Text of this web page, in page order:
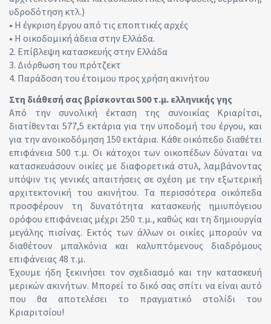
υδροδότηση κτλ.)
• Η έγκριση έργου από τις εποπτικές αρχές
• Η οικοδομική άδεια στην Ελλάδα.
2. Επίβλεψη κατασκευής στην Ελλάδα
3. Διόρθωση του πρότζεκτ
4. Παράδοση του έτοιμου προς χρήση ακινήτου
Στη διάθεσή σας βρίσκονται 500 τ.μ. ελληνικής γης
Από την συνολική έκταση της συνοικίας Κριαρίτσι,
διατίθενται 577,5 εκτάρια για την υποδομή του έργου, και
για την ανοικοδόμηση 150 εκτάρια. Κάθε οικόπεδο διαθέτει
επιφάνεια 500 τ.μ. Οι κάτοχοι των οικοπέδων δύναται να
κατασκευάσουν οικίες με διαφορετικά στυλ, λαμβάνοντας
υπόψιν τις γενικές απαιτήσεις σε σχέση με την εξωτερική
αρχιτεκτονική του ακινήτου. Τα περισσότερα οικόπεδα
προσφέρουν τη δυνατότητα κατασκευής ημιυπόγειου
ορόφου επιφάνειας μέχρι 250 τ.μ., καθώς και τη δημιουργία
μεγάλης πισίνας. Εκτός των άλλων οι οικίες μπορούν να
διαθέτουν μπαλκόνια και καλυπτόμενους διαδρόμους
επιφάνειας 48 τ.μ.
Έχουμε ήδη ξεκινήσει τον σχεδιασμό και την κατασκευή
μερικών ακινήτων. Μπορεί το δικό σας σπίτι να είναι αυτό
που θα αποτελέσει το πραγματικό στολίδι του
Κριαριτσίου!